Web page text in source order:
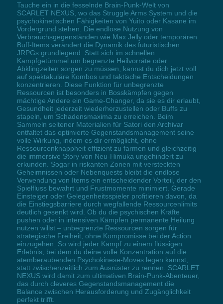
Tauche ein in die fesselnde Brain-Punk-Welt von
SCARLET NEXUS, wo das Struggle Arms System und die
psychokinetischen Fähigkeiten von Yuito oder Kasane im
Vordergrund stehen. Die endlose Nutzung von
Verbrauchsgegenständen wie Max Jelly oder temporären
Buff-Items verändert die Dynamik des futuristischen
JRPGs grundlegend. Statt sich im schnellen
Kampfgetümmel um begrenzte Heilvorräte oder
Abklingzeiten sorgen zu müssen, kannst du dich jetzt voll
auf spektakuläre Kombos und taktische Entscheidungen
konzentrieren. Diese Funktion für unbegrenzte
Ressourcen ist besonders in Bosskämpfen gegen
mächtige Andere ein Game-Changer, da sie es dir erlaubt,
Gesundheit jederzeit wiederherzustellen oder Buffs zu
stapeln, um Schadensmaxima zu erreichen. Beim
Sammeln seltener Materialien für Satori den Archivar
entfaltet das optimierte Gegenstandsmanagement seine
volle Wirkung, indem es dir ermöglicht, ohne
Ressourcenknappheit effizient zu farmen und gleichzeitig
die immersive Story von Neu-Himuka ungehindert zu
erkunden. Sogar in riskanten Zonen mit versteckten
Geheimnissen oder Nebenquests bleibt die endlose
Verwendung von Items ein entscheidender Vorteil, der den
Spielfluss bewahrt und Frustmomente minimiert. Gerade
Einsteiger oder Gelegenheitsspieler profitieren davon, da
die Einstiegsbarriere durch wegfallende Ressourcenlimits
deutlich gesenkt wird. Ob du die psychischen Kräfte
pushen oder in intensiven Kämpfen permanente Heilung
nutzen willst – unbegrenzte Ressourcen sorgen für
strategische Freiheit, ohne Kompromisse bei der Action
einzugehen. So wird jeder Kampf zu einem flüssigen
Erlebnis, bei dem du deine volle Konzentration auf die
atemberaubenden Psychokinese-Moves legen kannst,
statt zwischenzeitlich zum Ausrüster zu rennen. SCARLET
NEXUS wird damit zum ultimativen Brain-Punk-Abenteuer,
das durch cleveres Gegenstandsmanagement die
Balance zwischen Herausforderung und Zugänglichkeit
perfekt trifft.